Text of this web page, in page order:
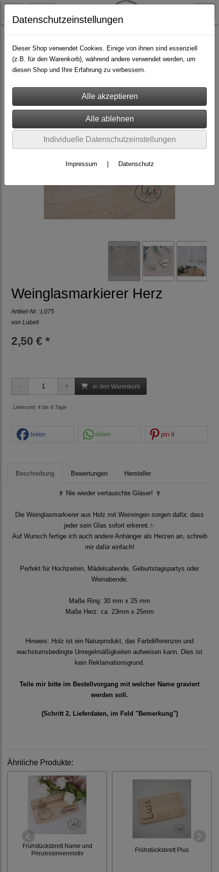
Geschenkideen
Weinglasmarkierer Herz
Artikel-Nr.: L075
von Lubeli
2,50 € *
in den Warenkorb
Lieferzeit: 4 bis 6 Tage
teilen teilen pin it
Beschreibung Bewertungen Hersteller
🍷 Nie wieder vertauschte Gläser! 🍷
Die Weinglasmarkierer aus Holz mit Weinringen sorgen dafür, dass
jeder sein Glas sofort erkennt.✨
Auf Wunsch fertige ich auch andere Anhänger als Herzen an, schreib
mir dafür einfach!
Perfekt für Hochzeiten, Mädelsabende, Geburtstagspartys oder
Weinabende.
Maße Ring: 30 mm x 25 mm
Maße Herz: ca. 23mm x 25mm
Hinweis: Holz ist ein Naturprodukt, das Farbdifferenzen und
wachstumsbedingte Unregelmäßigkeiten aufweisen kann. Dies ist
kein Reklamationsgrund.
Teile mir bitte im Bestellvorgang mit welcher Name graviert
werden soll.
(Schritt 2, Lieferdaten, im Feld "Bemerkung")
Ähnliche Produkte:
Frühstücksbrett Name und
Prinzessinnenmotiv
Frühstücksbrett Plus
Datenschutzeinstellungen
Dieser Shop verwendet Cookies. Einige von ihnen sind essenziell
(z.B. für den Warenkorb), während andere verwendet werden, um
diesen Shop und Ihre Erfahrung zu verbessern.
Individuelle Datenschutzeinstellungen
Impressum Datenschutz